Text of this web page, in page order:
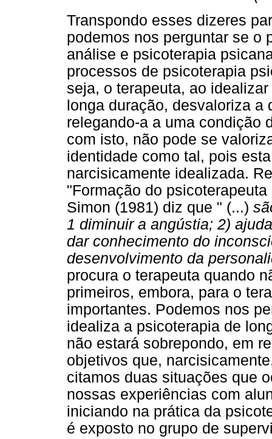
Transpondo esses dizeres
podemos nos perguntar se o
análise e psicoterapia
processos de psicoterapia
seja, o terapeuta, ao
longa duração, desvaloriza a
relegando-a a uma condição
com isto, não pode se
identidade como tal, pois
narcisicamente idealizada.
"Formação do
Simon (1981) diz que " (...)
1 diminuir a angústia; 2)
dar conhecimento do
desenvolvimento da
procura o terapeuta quando
primeiros, embora, para o
importantes. Podemos nos
idealiza a psicoterapia de
não estará sobrepondo, em
objetivos que,
citamos duas situações que
nossas experiências com
iniciando na prática da
é exposto no grupo de